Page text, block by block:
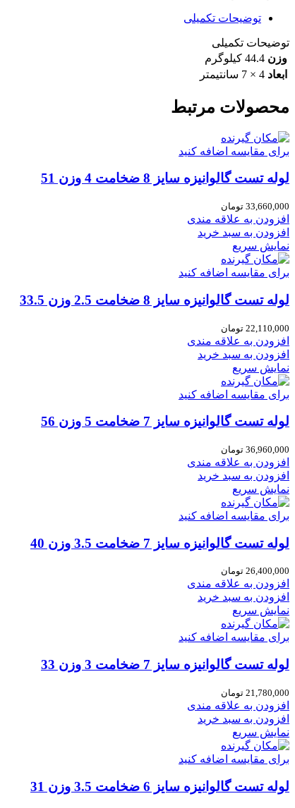
توضیحات تکمیلی
توضیحات تکمیلی
وزن 44.4 کیلوگرم
ابعاد 4 × 7 سانتیمتر
محصولات مرتبط
برای مقایسه اضافه کنید
لوله تست گالوانیزه سایز 8 ضخامت 4 وزن 51
33,660,000 تومان
افزودن به علاقه مندی
افزودن به سبد خرید
نمایش سریع
برای مقایسه اضافه کنید
لوله تست گالوانیزه سایز 8 ضخامت 2.5 وزن 33.5
22,110,000 تومان
افزودن به علاقه مندی
افزودن به سبد خرید
نمایش سریع
برای مقایسه اضافه کنید
لوله تست گالوانیزه سایز 7 ضخامت 5 وزن 56
36,960,000 تومان
افزودن به علاقه مندی
افزودن به سبد خرید
نمایش سریع
برای مقایسه اضافه کنید
لوله تست گالوانیزه سایز 7 ضخامت 3.5 وزن 40
26,400,000 تومان
افزودن به علاقه مندی
افزودن به سبد خرید
نمایش سریع
برای مقایسه اضافه کنید
لوله تست گالوانیزه سایز 7 ضخامت 3 وزن 33
21,780,000 تومان
افزودن به علاقه مندی
افزودن به سبد خرید
نمایش سریع
برای مقایسه اضافه کنید
لوله تست گالوانیزه سایز 6 ضخامت 3.5 وزن 31